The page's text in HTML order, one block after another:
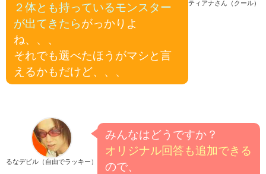
ティアナさん（クール）
２体とも持っているモンスター
が出てきたら がっかりよ
ね、、、
それでも選べたほうがマシと言
えるかもだけど、、、
るなデビル（自由でラッキー）
みんなはどうですか？
オリジナル回答も追加できる
ので、